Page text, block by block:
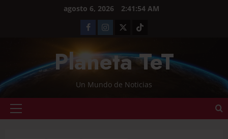
agosto 6, 2026 2:41:54 AM
Planeta TeT
Un Mundo de Noticias